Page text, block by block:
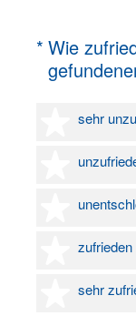
* Wie
sehr
1
2
3
zufrieden
4
sehr
5